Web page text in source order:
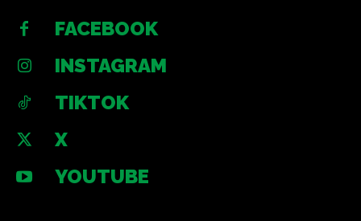
FACEBOOK
INSTAGRAM
TIKTOK
X
YOUTUBE